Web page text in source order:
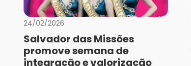
24/02/2026
Salvador das Missões
promove semana de
integração e valorização